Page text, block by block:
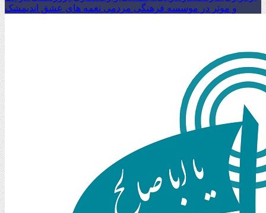
و موثر در موسسه فرهنگی مردمی نغمه های عشق اندیمشک